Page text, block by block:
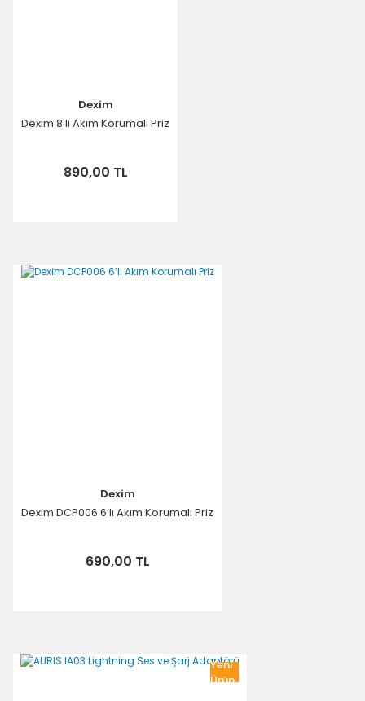
Dexim
Dexim 8'li Akım Korumalı Priz
890,00 TL
Dexim
Dexim DCP006 6’lı Akım Korumalı Priz
690,00 TL
Yeni
Ürün